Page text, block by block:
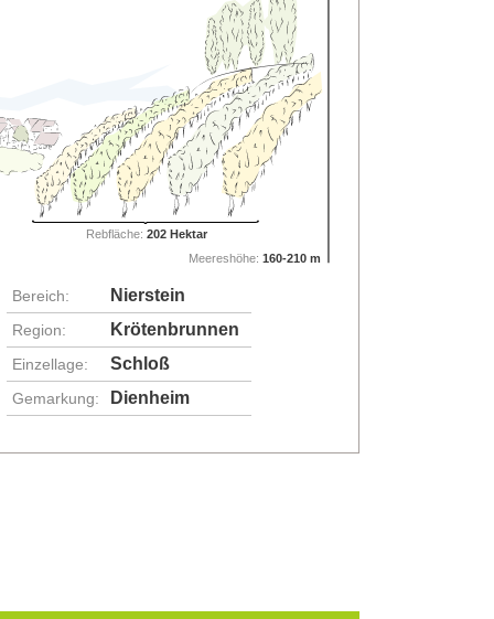
Rebfläche: 202 Hektar
Meereshöhe:160-210 m
Bereich: Nierstein
Region: Krötenbrunnen
Einzellage: Schloß
Gemarkung: Dienheim